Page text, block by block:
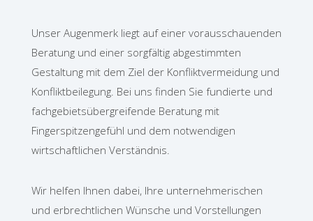
Unser Augenmerk liegt auf einer vorausschauenden
Beratung und einer sorgfältig abgestimmten
Gestaltung mit dem Ziel der Konfliktvermeidung und
Konfliktbeilegung. Bei uns finden Sie fundierte und
fachgebietsübergreifende Beratung mit
Fingerspitzengefühl und dem notwendigen
wirtschaftlichen Verständnis.
Wir helfen Ihnen dabei, Ihre unternehmerischen
und erbrechtlichen Wünsche und Vorstellungen